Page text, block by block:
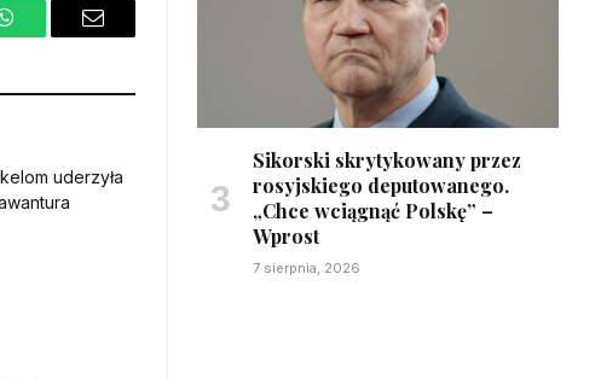
WhatsAppEmail
Sikorski skrytykowany przez
rosyjskiego deputowanego.
„Chce wciągnąć Polskę” –
Wprost
7 sierpnia, 2026